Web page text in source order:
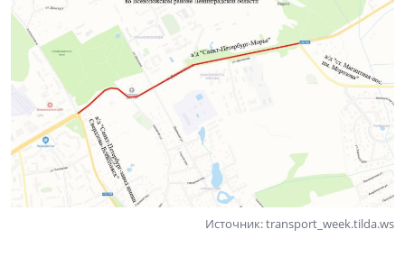
Источник: transport_week.tilda.ws